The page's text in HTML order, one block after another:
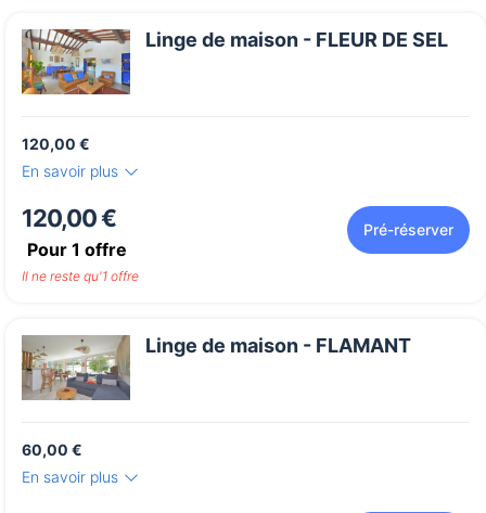
Linge de maison - FLEUR DE SEL
120,00 €
En savoir plus
120,00 €
Pour 1 offre
Pré-réserver
Il ne reste qu'1 offre
Linge de maison - FLAMANT
60,00 €
En savoir plus